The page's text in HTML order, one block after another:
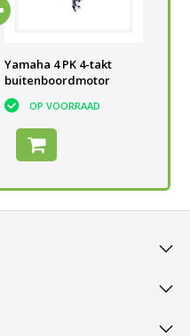
Yamaha 4 PK 4-takt
buitenboordmotor
OP VOORRAAD